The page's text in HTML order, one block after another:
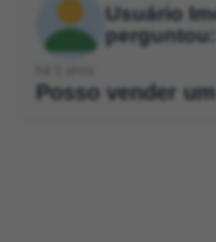
Usuário
perguntou:
Posso vender